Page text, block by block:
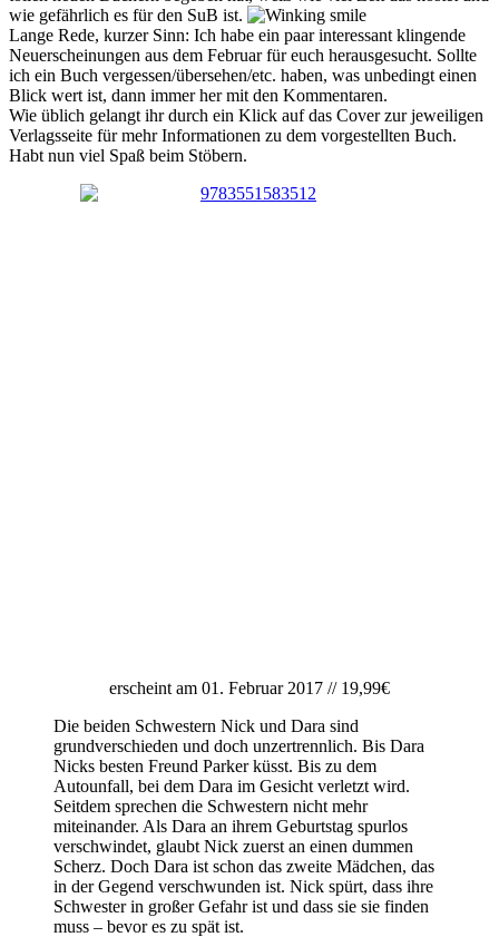
wie gefährlich es für den SuB ist.
Lange Rede, kurzer Sinn: Ich habe ein paar interessant klingende
Neuerscheinungen aus dem Februar für euch herausgesucht. Sollte
ich ein Buch vergessen/übersehen/etc. haben, was unbedingt einen
Blick wert ist, dann immer her mit den Kommentaren.
Wie üblich gelangt ihr durch ein Klick auf das Cover zur jeweiligen
Verlagsseite für mehr Informationen zu dem vorgestellten Buch.
Habt nun viel Spaß beim Stöbern.
erscheint am 01. Februar 2017 // 19,99€
Die beiden Schwestern Nick und Dara sind
grundverschieden und doch unzertrennlich. Bis Dara
Nicks besten Freund Parker küsst. Bis zu dem
Autounfall, bei dem Dara im Gesicht verletzt wird.
Seitdem sprechen die Schwestern nicht mehr
miteinander. Als Dara an ihrem Geburtstag spurlos
verschwindet, glaubt Nick zuerst an einen dummen
Scherz. Doch Dara ist schon das zweite Mädchen, das
in der Gegend verschwunden ist. Nick spürt, dass ihre
Schwester in großer Gefahr ist und dass sie sie finden
muss – bevor es zu spät ist.